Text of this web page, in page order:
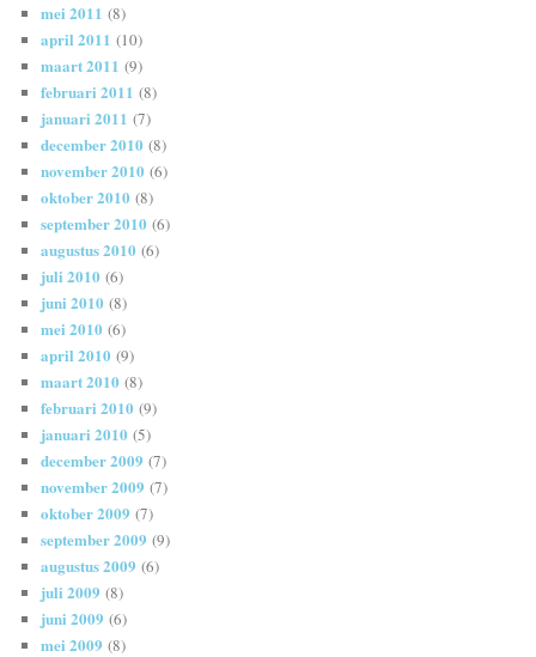
mei 2011 (8)
april 2011 (10)
maart 2011 (9)
februari 2011 (8)
januari 2011 (7)
december 2010 (8)
november 2010 (6)
oktober 2010 (8)
september 2010 (6)
augustus 2010 (6)
juli 2010 (6)
juni 2010 (8)
mei 2010 (6)
april 2010 (9)
maart 2010 (8)
februari 2010 (9)
januari 2010 (5)
december 2009 (7)
november 2009 (7)
oktober 2009 (7)
september 2009 (9)
augustus 2009 (6)
juli 2009 (8)
juni 2009 (6)
mei 2009 (8)